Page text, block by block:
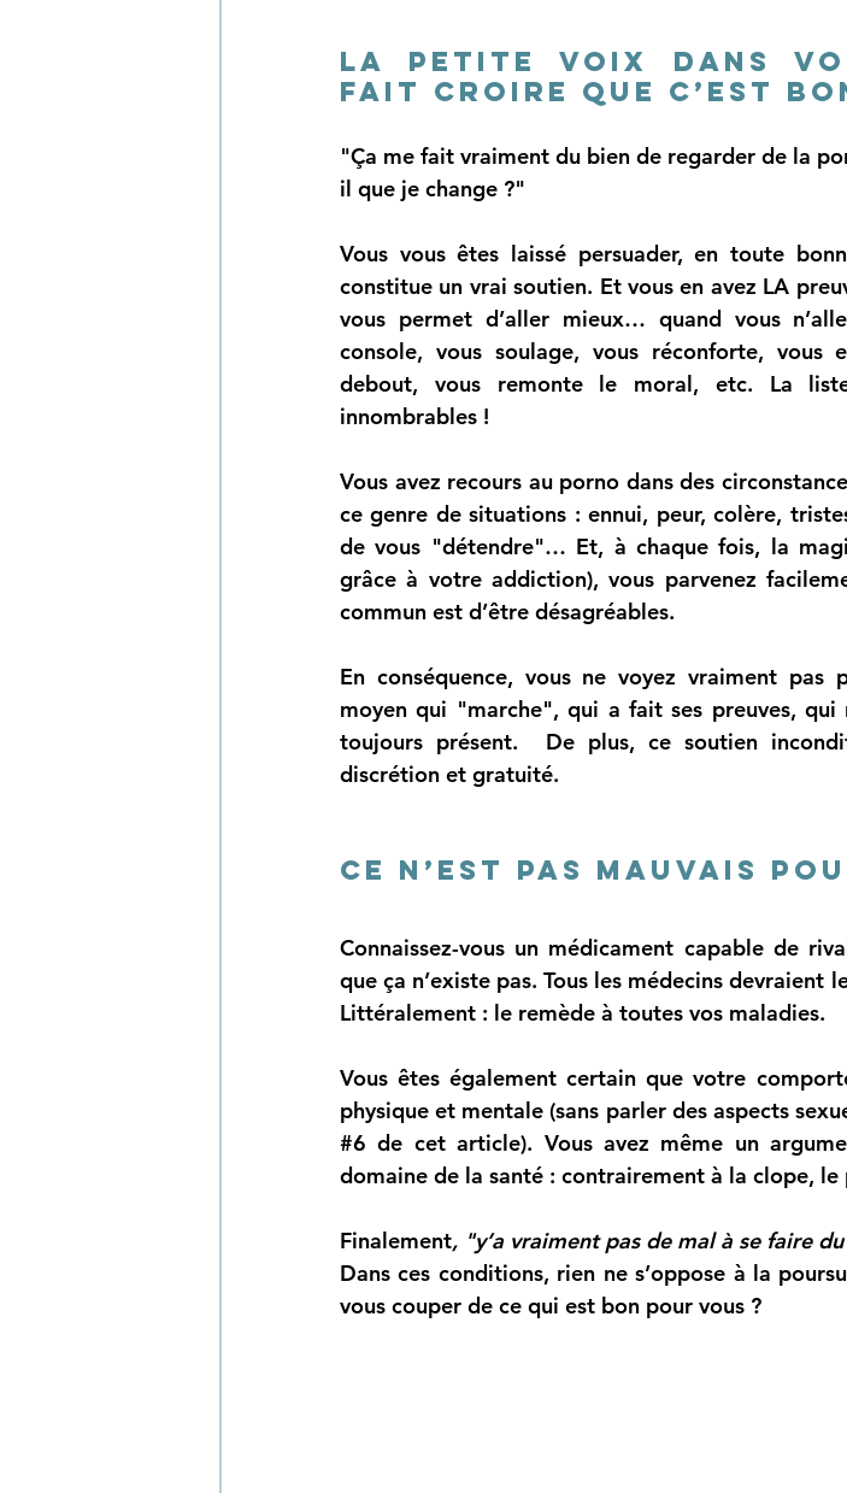
La petite voix dans
fait croire que c’est
"Ça me fait vraiment du bien de regarder de la
il que je change ?"
Vous vous êtes laissé persuader, en toute
constitue un vrai soutien. Et vous en avez LA
vous permet d’aller mieux… quand vous
console, vous soulage, vous réconforte, vous
debout, vous remonte le moral, etc. La
innombrables !
Vous avez recours au porno dans des
ce genre de situations : ennui, peur, colère,
de vous "détendre"… Et, à chaque fois, la
grâce à votre addiction), vous parvenez
commun est d’être désagréables.
En conséquence, vous ne voyez vraiment pas
moyen qui "marche", qui a fait ses preuves,
toujours présent.  De plus, ce soutien
discrétion et gratuité.
Ce n’est pas mauvais
Connaissez-vous un médicament capable de
que ça n’existe pas. Tous les médecins devraient
Littéralement : le remède à toutes vos maladies.
Vous êtes également certain que votre
#6 de cet article). Vous avez même un
domaine de la santé : contrairement à la clope,
Finalement, "y’a vraiment pas de mal à se faire
Dans ces conditions, rien ne s’oppose à la
vous couper de ce qui est bon pour vous ?